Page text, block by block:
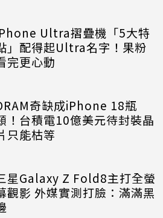
Ultra摺疊機「5大特
」配得起Ultra名字！果粉
完更心動
奇缺成iPhone 18瓶
！台積電10億美元待封裝晶
只能枯等
星Galaxy Z Fold8主打全螢
觀影 外媒實測打臉：滿滿黑